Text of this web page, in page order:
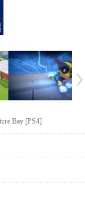
Bay [PS4]